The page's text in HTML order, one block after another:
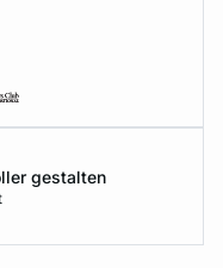
gestalten